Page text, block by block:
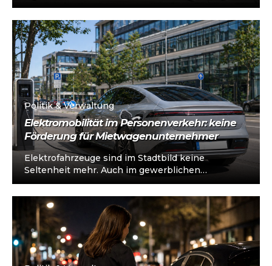
Mietwagen, erklärt der Bundesverband wirfahren,
der die Interessen von...
Politik & Verwaltung
Elektromobilität im Personenverkehr: keine
Förderung für Mietwagenunternehmer
Elektrofahrzeuge sind im Stadtbild keine
Seltenheit mehr. Auch im gewerblichen
Personenverkehr nimmt der Anteil der E-Autos zu
– Mietwagenunternehmer investieren,...